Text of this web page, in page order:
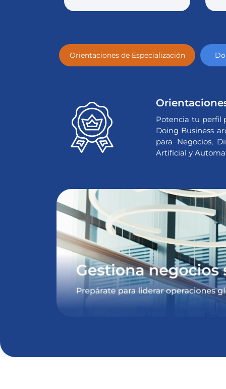
Orientaciones de Especialización
Potencia tu perfil
Doing Business
para Negocios,
Artificial y